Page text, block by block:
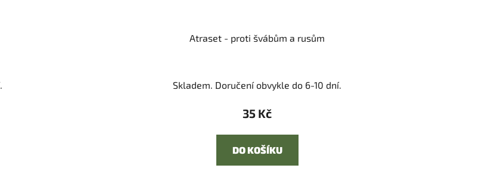
Atraset - proti švábům a rusům
Skladem. Doručení obvykle do 6-10 dní.
35 Kč
DO KOŠÍKU